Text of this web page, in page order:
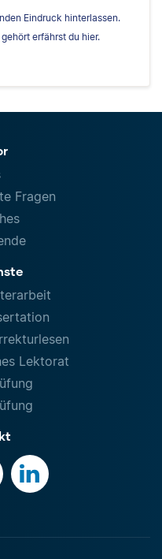
Eindruck hinterlassen.
erfährst du hier.
Fragen
Lektorat